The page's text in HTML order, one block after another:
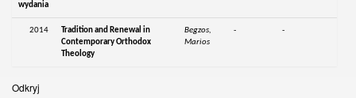
wydania
2014
Tradition and Renewal in
Contemporary Orthodox
Theology
Begzos,
Marios
- -
Odkryj